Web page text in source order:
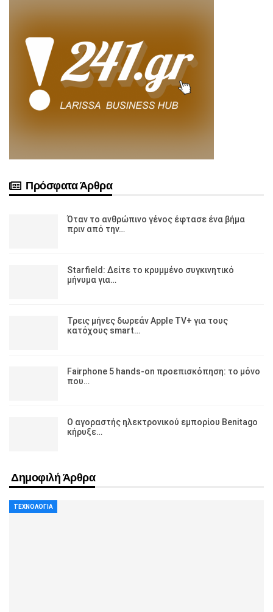
Πρόσφατα Άρθρα
Όταν το ανθρώπινο γένος έφτασε ένα βήμα
πριν από την…
Starfield: Δείτε το κρυμμένο συγκινητικό
μήνυμα για…
Τρεις μήνες δωρεάν Apple TV+ για τους
κατόχους smart…
Fairphone 5 hands-on προεπισκόπηση: το μόνο
που…
Ο αγοραστής ηλεκτρονικού εμπορίου Benitago
κήρυξε…
Δημοφιλή Άρθρα
ΤΕΧΝΟΛΟΓΊΑ